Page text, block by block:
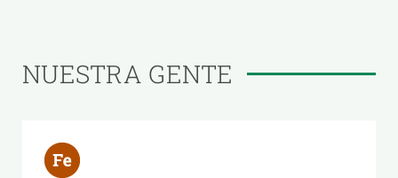
NUESTRA GENTE